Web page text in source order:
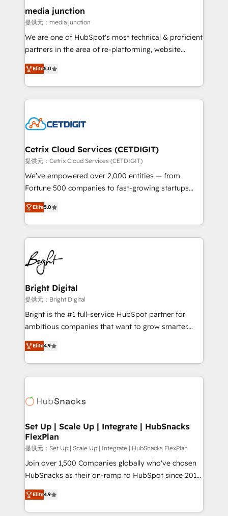
Mexico, USA, and Portugal—we've executed over a
hundred successful operations. Our approach,
rooted in RevOps principles, integrates analysis,
training, planning, and qualification. Leveraging
inbound marketing tactics, we focus on
understanding, nurturing, and converting leads.
competitive market.
media junction
提供元：media junction
We are one of HubSpot's most technical & proficient
partners in the area of re-platforming, website
design & development. We specialize in multi-hub
implementations for mid-market & enterprise
companies. We are woman-owned, powered by
coffee, and we ❤️ dogs. We produce award-winning
Impact Award 🏆2022 Technical Expertise Impact
Award 🏆2020 Elite Solutions Partner 🏆2019
Integrations HubSpot Impact Award 🏆2019
Marketing Enablement HubSpot Impact Award 🏆
2018 Website Design HubSpot Impact Award 🏆2017
Growth-Driven Design Agency of the Year 🏆2016
Sales Enablement HubSpot Impact Award 🏆2015
HubSpot COS Performance Award 🏆2014 HubSpot
COS Design Award 🏆2013 HubSpot Marketplace
Partner 📆Founded in 1997
Elite5.0
Cetrix Cloud Services (CETDIGIT)
提供元：Cetrix Cloud Services (CETDIGIT)
We’ve empowered over 2,000 entities — from
Fortune 500 companies to fast-growing startups
and nonprofits — to streamline operations, scale
revenue, and unlock the full potential of HubSpot.
With deep technical and industry expertise, we fuse
automation, integration, and AI innovation to deliver
lasting impact. We specialize in: • Turnkey and end-
to-end HubSpot implementations • Onboarding for
Sales, Service, Marketing & Content Hubs • AI voice
and chat agents, predictive automation, and smart
workflows • Salesforce + HubSpot integration •
RevOps and AI-driven sales enablement • Website
design and CMS development • ERP integration: SAP,
and CRM migration from any platform •
Client/member portals built on HubSpot • Custom
WooCommerce, BuilderTrend, and more Experience
the difference — reach out to see how AI + HubSpot
Elite5.0
Bright Digital
提供元：Bright Digital
Bright is the #1 full-service HubSpot partner for
ambitious companies that want to grow smarter.
From HubSpot onboarding, to training, from
developing a new website to lead generation and
digital marketing; we do it all (and with great
results)! In short, our services include: - HubSpot
HubSpot development: websites, custom modules,
marketing, advertising, campaigns, content and
design We connect people, data and technology to
improve customer experiences. With our bright
people, exciting ideas and can-do mentality, we
ensure revenue growth on a daily basis. So tell us
team of 100+ experts is ready for you! Driving digital
growth | www.brightdigital.com
Elite4.9
Set Up | Scale Up | Integrate | HubSnacks
FlexPlan
提供元：Set Up | Scale Up | Integrate | HubSnacks FlexPlan
Join over 1,500 Companies globally who've chosen
HubSnacks as their on-ramp to HubSpot since 2014
Simple pay-as-you-go plans that accelerate value...
1️⃣ Set Up | Onboarding New or Check-fixing existing
HubSpot portals 2️⃣ Scale Up | 100% HubSpot Task
Elite4.9